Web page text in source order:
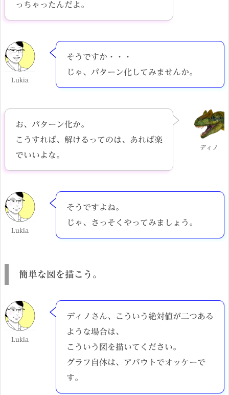
っちゃったんだよ。
Lukia
そうですか・・・
じゃ、パターン化してみませんか。
ディノ
お、パターン化か。
こうすれば、解けるってのは、あれば楽
でいいよな。
Lukia
そうですよね。
じゃ、さっそくやってみましょう。
簡単な図を描こう。
Lukia
ディノさん、こういう絶対値が二つある
ような場合は、
こういう図を描いてください。
グラフ自体は、アバウトでオッケーで
す。